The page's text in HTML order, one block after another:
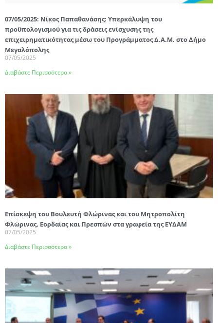
07/05/2025: Νίκος Παπαθανάσης: Υπερκάλυψη του
προϋπολογισμού για τις δράσεις ενίσχυσης της
επιχειρηματικότητας μέσω του Προγράμματος Δ.Α.Μ. στο Δήμο
Μεγαλόπολης
07/05/2025
Διαβάστε Περισσότερα »
Επίσκεψη του Βουλευτή Φλώρινας και του Μητροπολίτη
Φλώρινας, Εορδαίας και Πρεσπών στα γραφεία της ΕΥΔΑΜ
07/05/2025
Διαβάστε Περισσότερα »